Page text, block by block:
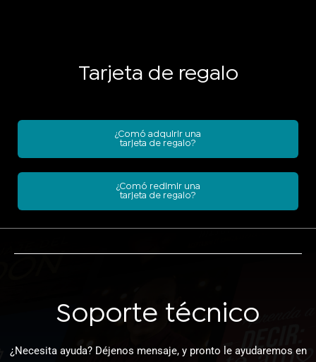
Tarjeta de regalo
¿Comó adquirir una
tarjeta de regalo?
¿Comó redimir una
tarjeta de regalo?
Soporte técnico
¿Necesita ayuda? Déjenos mensaje, y pronto le ayudaremos en